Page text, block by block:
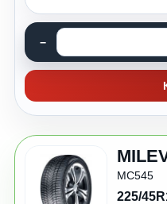
MC545
225/